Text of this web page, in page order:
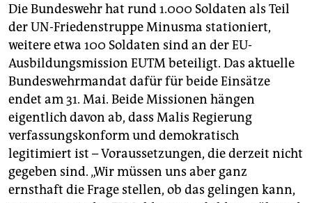
Die Bundeswehr hat rund 1.000 Soldaten als Teil
der UN-Friedenstruppe Minusma stationiert,
weitere etwa 100 Soldaten sind an der EU-
Ausbildungsmission EUTM beteiligt. Das aktuelle
Bundeswehrmandat dafür für beide Einsätze
endet am 31. Mai. Beide Missionen hängen
eigentlich davon ab, dass Malis Regierung
verfassungskonform und demokratisch
legitimiert ist – Voraussetzungen, die derzeit nicht
gegeben sind. „Wir müssen uns aber ganz
ernsthaft die Frage stellen, ob das gelingen kann,